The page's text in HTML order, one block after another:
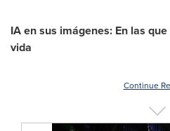
IA en sus imágenes: En las
vida
Continue